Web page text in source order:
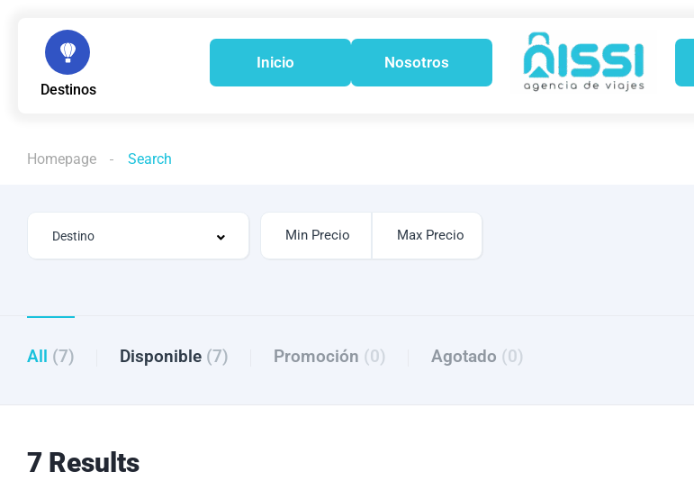
Destinos
Inicio Nosotros
Homepage Search
All (7) Disponible (7) Promoción (0) Agotado (0)
7 Results